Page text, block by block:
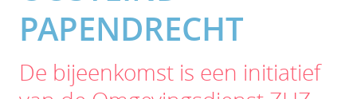
PAPENDRECHT
De bijeenkomst is een initiatief